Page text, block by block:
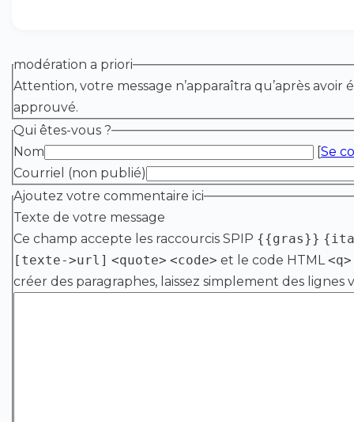
modération a priori
Attention, votre message n’apparaîtra qu’après avoir
approuvé.
Qui êtes-vous ?
Nom
[Se
Courriel (non publié)
Ajoutez votre commentaire ici
Texte de votre message
Ce champ accepte les raccourcis SPIP {{gras}}
[texte->url] <quote> <code> et le code HTML<q>
créer des paragraphes, laissez simplement des lignes